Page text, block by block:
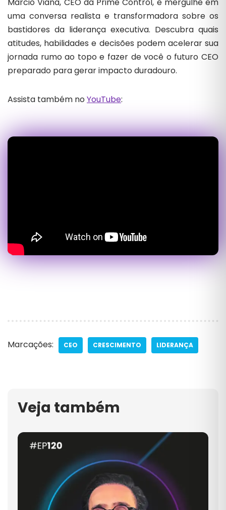
uma conversa realista e transformadora sobre os
bastidores da liderança executiva. Descubra quais
atitudes, habilidades e decisões podem acelerar sua
jornada rumo ao topo e fazer de você o futuro CEO
preparado para gerar impacto duradouro.
Assista também noYouTube:
Marcações: CEO CRESCIMENTO LIDERANÇA
Veja também